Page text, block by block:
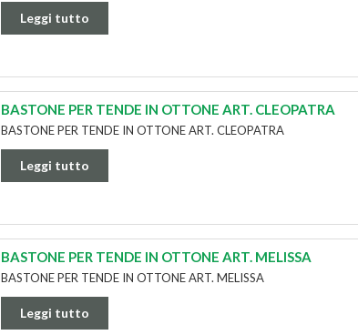
Leggi tutto
BASTONE PER TENDE IN OTTONE ART. CLEOPATRA
BASTONE PER TENDE IN OTTONE ART. CLEOPATRA
Leggi tutto
BASTONE PER TENDE IN OTTONE ART. MELISSA
BASTONE PER TENDE IN OTTONE ART. MELISSA
Leggi tutto